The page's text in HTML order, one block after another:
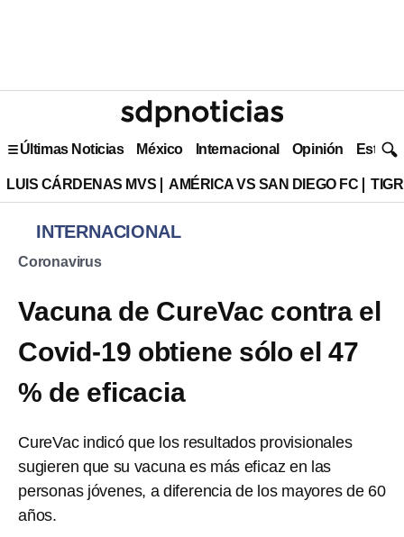
Últimas Noticias México Internacional Opinión Estilo
LUIS CÁRDENAS MVS AMÉRICA VS SAN DIEGO FC
INTERNACIONAL
Coronavirus
Vacuna de CureVac contra el
Covid-19 obtiene sólo el 47
% de eficacia
CureVac indicó que los resultados provisionales
sugieren que su vacuna es más eficaz en las
personas jóvenes, a diferencia de los mayores de 60
años.